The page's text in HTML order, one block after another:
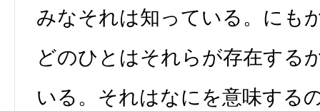
みなそれは知っている。にも
どのひとはそれらが存在する
いる。それはなにを意味する